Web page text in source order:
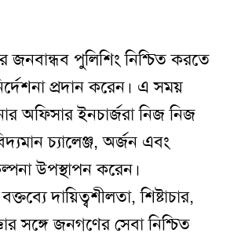
পুলিশিং নিশ্চিত করতে
প্রদান করেন। এ সময়
অফিসার ইনচার্জরা নিজ নিজ
চ্যালেঞ্জ, অর্জন এবং
উপস্থাপন করেন।
দায়িত্বশীলতা, শিষ্টাচার,
সঙ্গে জনগণের সেবা নিশ্চিত